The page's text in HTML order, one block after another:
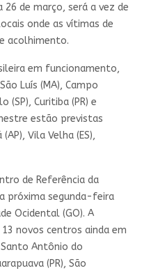
26 de março, será a vez de
onde as vítimas de
acolhimento.
em funcionamento,
Luís (MA), Campo
(SP), Curitiba (PR) e
estão previstas
Vila Velha (ES),
de Referência da
próxima segunda-feira
Ocidental (GO). A
novos centros ainda em
Santo Antônio do
(PR), São